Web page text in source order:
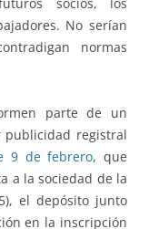
socios, los
No serían
normas
parte de un
registral
9 de febrero, que
a la sociedad de la
el depósito junto
en la inscripción